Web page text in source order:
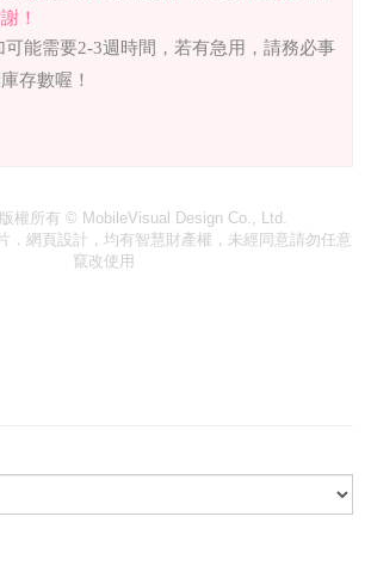
！
可能需要2-3週時間，若有急用，請務必事
存數喔！
權所有 © MobileVisual Design Co., Ltd.
．網頁設計，均有智慧財產權，未經同意請勿任意
竄改使用